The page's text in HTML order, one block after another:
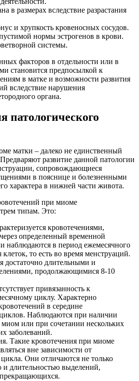
в размерах вследствие разрастания
и хрупкость кровеносных сосудов.
нормы эстрогенов в крови.
системы.
факторов в отдельности или в
становится предпосылкой к
в матке и возможности развития
вследствие нарушения
органа.
патологического
матки – далеко не единственный
развитие данной патологии
сопровождающиеся
в пояснице и болезненными
характера в нижней части живота.
при миоме
типам. Это:
кровотечениями,
определенный временной
наблюдаются в период ежемесячного
клеток, то есть во время менструаций.
достаточно длительными и
продолжающимися 8-10
привязанность к
циклу. Характерно
в середине
Наблюдаются при наличии
или при сочетании нескольких
заболеваний.
Такие кровотечения при миоме
вне зависимости от
Они отличаются не только
и длительностью выделений,